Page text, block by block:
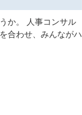
か。 人事コンサル
合わせ、みんながハ